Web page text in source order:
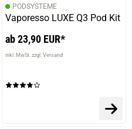
PODSYSTEME
Vaporesso LUXE Q3 Pod Kit
ab 23,90 EUR*
inkl. MwSt. zzgl. Versand